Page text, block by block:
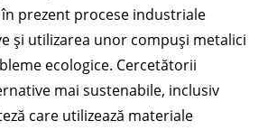
prezent procese industriale
și utilizarea unor compuși metalici
ecologice. Cercetătorii
mai sustenabile, inclusiv
care utilizează materiale